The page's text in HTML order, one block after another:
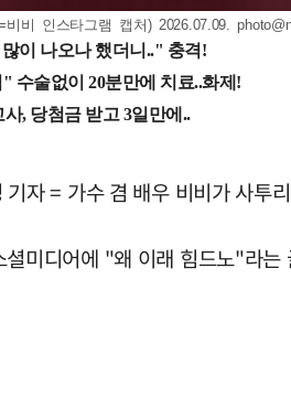
비비 인스타그램 캡처) 2026.07.09.
자 = 가수 겸 배우 비비가 사투
미디어에 "왜 이래 힘드노"라는